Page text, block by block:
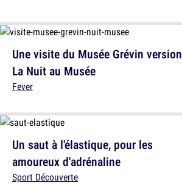
Un saut à l'élastique, pour les
amoureux d'adrénaline
Sport Découverte
Une visite du Musée Grévin version
La Nuit au Musée
Fever